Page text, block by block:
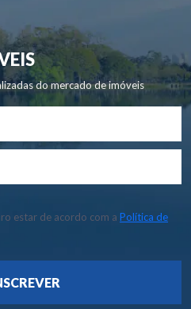
do mercado de imóveis
estar de acordo com a Política de